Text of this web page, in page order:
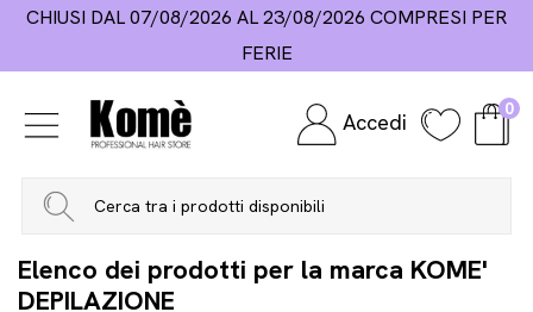
DAL 07/08/2026 AL 23/08/2026 COMPRESI PER
Accedi 0
Home Marchi KOME' DEPILAZIONE
Elenco dei prodotti per la marca KOME'
DEPILAZIONE